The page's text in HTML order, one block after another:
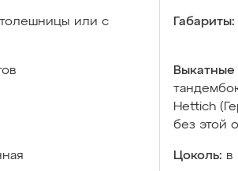
или с
Габариты:
Hettich
без этой
Цоколь: в